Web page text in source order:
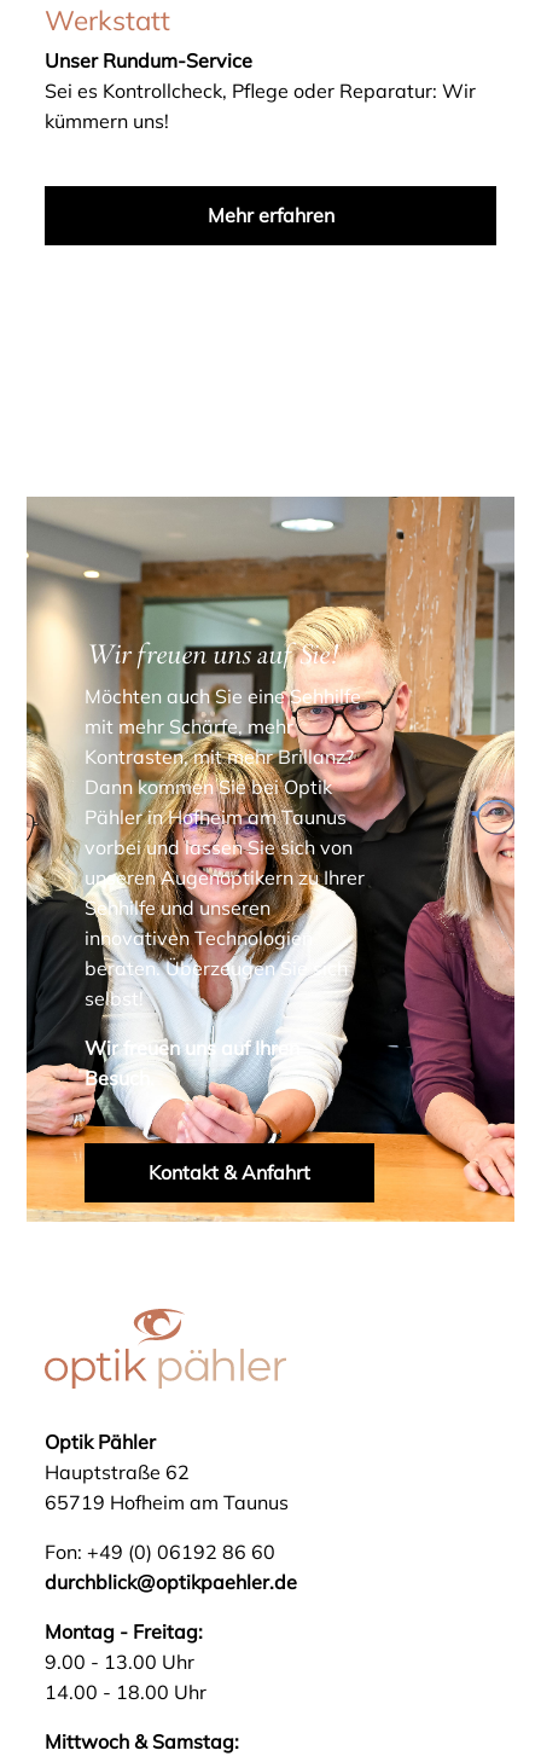
Werkstatt
Unser Rundum-Service
Sei es Kontrollcheck, Pflege oder Reparatur: Wir
kümmern uns!
Mehr erfahren
Wir freuen uns auf Sie!
Möchten auch Sie eine Sehhilfe
mit mehr Schärfe, mehr
Kontrasten, mit mehr Brillanz?
Dann kommen Sie bei Optik
Pähler in Hofheim am Taunus
vorbei und lassen Sie sich von
unseren Augenoptikern zu Ihrer
Sehhilfe und unseren
innovativen Technologien
beraten. Überzeugen Sie sich
selbst!
Wir freuen uns auf Ihren
Besuch.
Kontakt & Anfahrt
Optik Pähler
Hauptstraße 62
65719 Hofheim am Taunus
Fon:+49 (0) 06192 86 60
durchblick@optikpaehler.de
Montag - Freitag:
9.00 - 13.00 Uhr
14.00 - 18.00 Uhr
Mittwoch & Samstag: